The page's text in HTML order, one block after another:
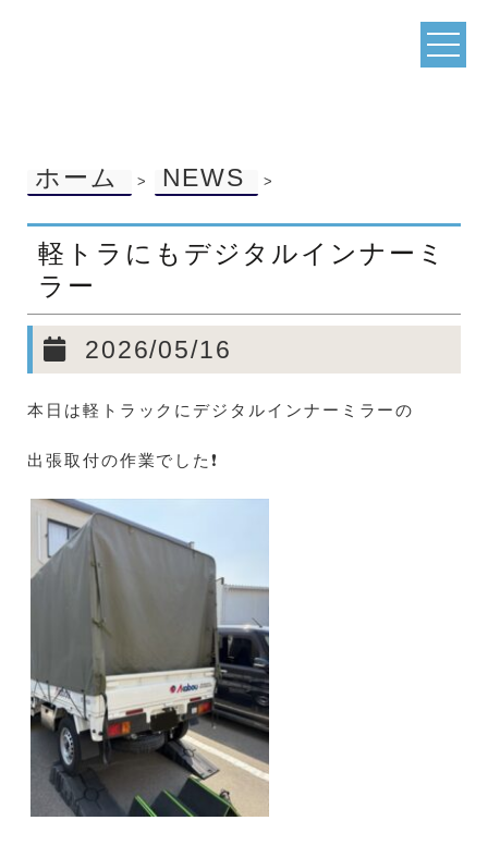
ホーム > NEWS >
軽トラにもデジタルインナーミ
ラー
2026/05/16
本日は軽トラックにデジタルインナーミラーの
出張取付の作業でした❗